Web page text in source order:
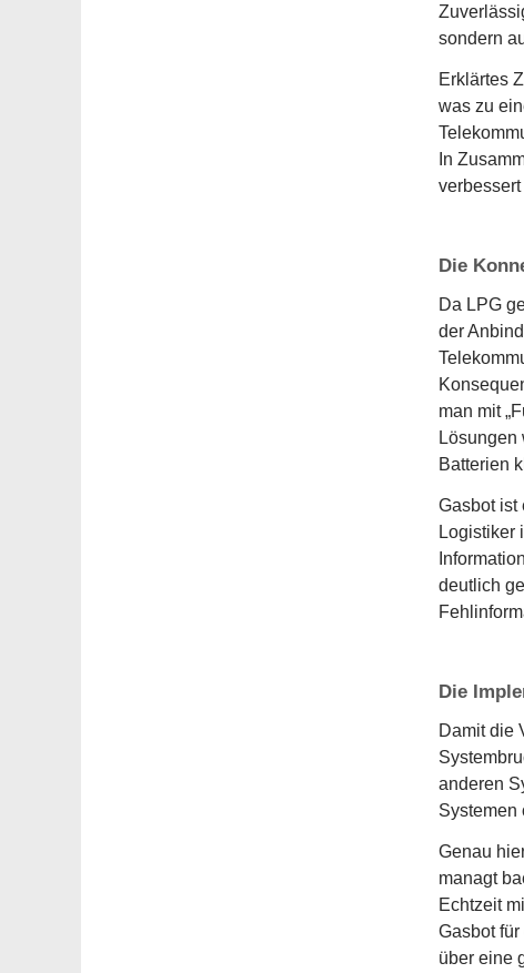
sondern
Erklärtes
was zu
In
Die
Da LPG
der
man mit
Lösungen
Batterien
Gasbot ist
Logistiker
deutlich
Die
Damit die
anderen
Systemen
Genau
managt
Echtzeit
Gasbot
über eine